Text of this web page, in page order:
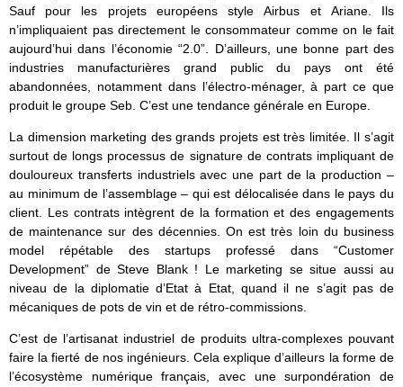
Sauf pour les projets européens style Airbus et Ariane. Ils
n’impliquaient pas directement le consommateur comme on le fait
aujourd’hui dans l’économie “2.0”. D’ailleurs, une bonne part des
industries manufacturières grand public du pays ont été
abandonnées, notamment dans l’électro-ménager, à part ce que
produit le groupe Seb. C’est une tendance générale en Europe.
La dimension marketing des grands projets est très limitée. Il s’agit
surtout de longs processus de signature de contrats impliquant de
douloureux transferts industriels avec une part de la production –
au minimum de l’assemblage – qui est délocalisée dans le pays du
client. Les contrats intègrent de la formation et des engagements
de maintenance sur des décennies. On est très loin du business
model répétable des startups professé dans “Customer
Development” de Steve Blank ! Le marketing se situe aussi au
niveau de la diplomatie d’Etat à Etat, quand il ne s’agit pas de
mécaniques de pots de vin et de rétro-commissions.
C’est de l’artisanat industriel de produits ultra-complexes pouvant
faire la fierté de nos ingénieurs. Cela explique d’ailleurs la forme de
l’écosystème numérique français, avec une surpondération de